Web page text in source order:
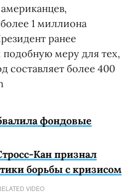
1 миллиона
ранее
подобную меру для тех,
составляет более 400
фондовые
Кан признал
борьбы с кризисом
VIDEO